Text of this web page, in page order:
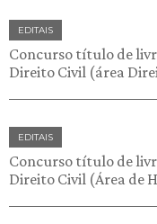
EDITAIS
Concurso título de
Direito Civil (área
EDITAIS
Concurso título de
Direito Civil (Área de